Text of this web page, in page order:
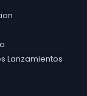
Lanzamientos